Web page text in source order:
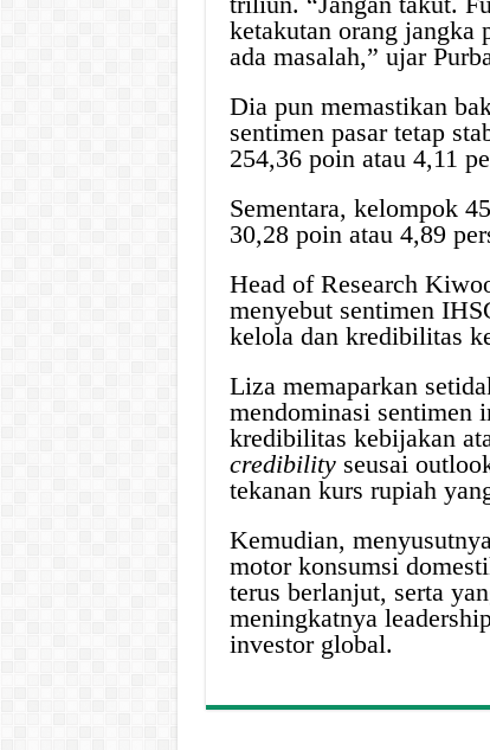
ketakutan orang jangka
ada masalah,” ujar
Dia pun memastikan
sentimen pasar tetap
254,36 poin atau 4,11
Sementara, kelompok
30,28 poin atau 4,89
Head of Research
menyebut sentimen
kelola dan kredibilitas
Liza memaparkan
mendominasi sentimen
kredibilitas kebijakan
credibility seusai
tekanan kurs rupiah
Kemudian,
motor konsumsi
terus berlanjut, serta
meningkatnya
investor global.